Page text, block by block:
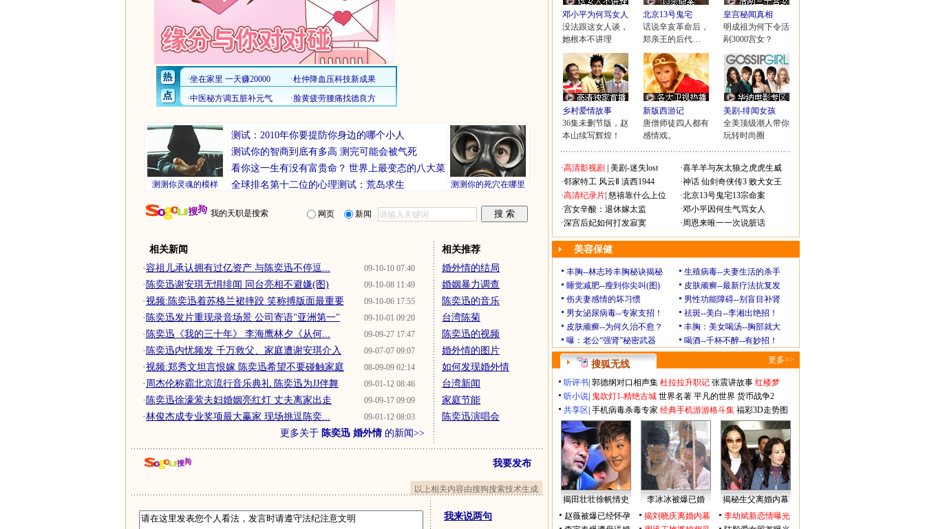
测测你灵魂的模样
测试：2010年你要提防你身边的哪个小人
测试你的智商到底有多高 测完可能会被气死
看你这一生有没有富贵命？ 世界上最变态的八大菜
全球排名第十二位的心理测试：荒岛求生
测测你的死穴在哪里
我的天职是搜索 网页 新闻
相关新闻
09-10-10 07:40
·容祖儿承认拥有过亿资产 与陈奕迅不停逗...
09-10-08 11:49
· 陈奕迅谢安琪无惧绯闻 同台亮相不避嫌(图)
09-10-06 17:55
·视频:陈奕迅着苏格兰裙摔跤 笑称搏版面最重要
09-10-01 09:20
· 陈奕迅发片重现录音场景 公司寄语"亚洲第一"
09-09-27 17:47
· 陈奕迅《我的三十年》 李海鹰林夕《从何...
09-07-07 09:07
· 陈奕迅内忧频发 千万救父、家庭遭谢安琪介入
08-09-09 02:14
·视频:郑秀文坦言恨嫁 陈奕迅希望不要碰触家庭
09-01-12 08:46
· 周杰伦称霸北京流行音乐典礼 陈奕迅为JJ伴舞
09-09-17 09:09
· 陈奕迅徐濠萦夫妇婚姻亮红灯 丈夫离家出走
09-01-12 08:03
·林俊杰成专业奖项最大赢家 现场挑逗陈奕...
更多关于 陈奕迅 婚外情的新闻>>
相关推荐
婚外情的结局
婚姻暴力调查
陈奕迅的音乐
台湾陈菊
陈奕迅的视频
婚外情的图片
如何发现婚外情
台湾新闻
家庭节能
陈奕迅演唱会
我要发布
以上相关内容由搜狗搜索技术生成
我来说两句
邓小平为何骂女人
没法跟这女人谈，
她根本不讲理
北京13号鬼宅
话说辛亥革命后，
郑亲王的后代…
皇宫秘闻真相
明成祖为何下令活
剐3000宫女？
乡村爱情故事
36集未删节版，赵
本山续写辉煌！
新版西游记
唐僧师徒四人都有
感情戏。
美剧-绯闻女孩
全美顶级潮人带你
玩转时尚圈
·高清影视剧 美剧-迷失lost ·喜羊羊与灰太狼之虎虎生威
·邻家特工 风云Ⅱ 滇西1944 ·神话 仙剑奇侠传3 败犬女王
·高清纪录片 慈禧靠什么上位 ·北京13号鬼宅13宗命案
·宫女辛酸：退休嫁太监 ·邓小平因何生气骂女人
·深宫后妃如何打发寂寞 ·周恩来唯一一次说脏话
美容保健
丰胸--林志玲丰胸秘诀揭秘
生殖病毒--夫妻生活的杀手
睡觉减肥--瘦到你尖叫(图)
皮肤顽癣--最新疗法抗复发
伤夫妻感情的坏习惯
男性功能障碍--别盲目补肾
男女泌尿病毒--专家支招！
祛斑--美白--李湘出绝招！
皮肤顽癣--为何久治不愈？
丰胸：美女喝汤--胸部就大
曝：老公“强肾”秘密武器
喝酒--千杯不醉--有妙招！
搜狐无线 更多>>
听评书 郭德纲对口相声集 杜拉拉升职记 张震讲故事 红楼梦
听小说 鬼吹灯1-精绝古城 世界名著 平凡的世界 货币战争2
共享区 手机病毒杀毒专家 经典手机游游格斗集 福彩3D走势图
揭田壮壮徐帆情史 李冰冰被爆已婚
揭秘生父离婚内幕
赵薇被爆已经怀孕
揭刘晓庆离婚内幕
李幼斌新恋情曝光